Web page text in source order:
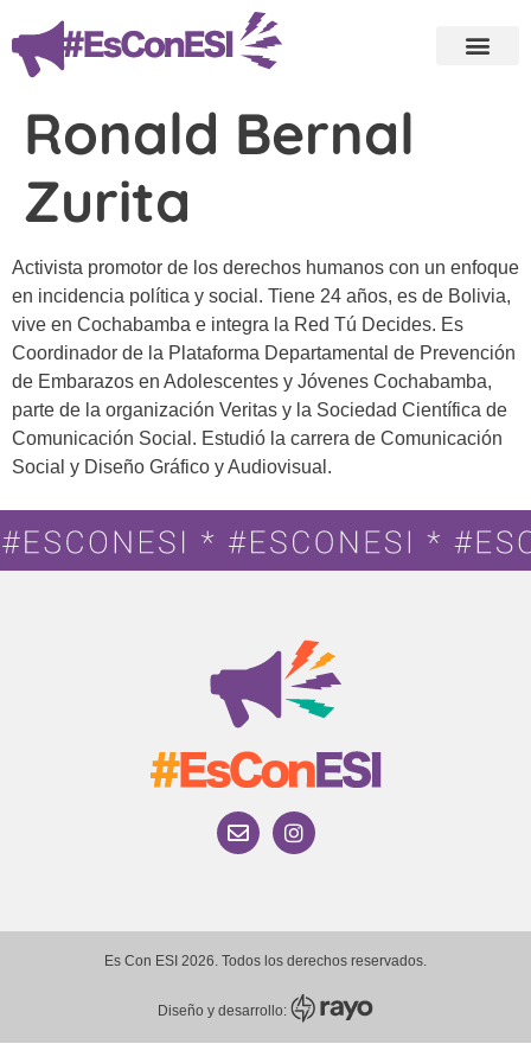
Ronald Bernal
Zurita
Activista promotor de los derechos humanos con un enfoque
en incidencia política y social. Tiene 24 años, es de Bolivia,
vive en Cochabamba e integra la Red Tú Decides. Es
Coordinador de la Plataforma Departamental de Prevención
de Embarazos en Adolescentes y Jóvenes Cochabamba,
parte de la organización Veritas y la Sociedad Científica de
Comunicación Social. Estudió la carrera de Comunicación
Social y Diseño Gráfico y Audiovisual.
Es Con ESI 2026. Todos los derechos reservados.
Diseño y desarrollo: